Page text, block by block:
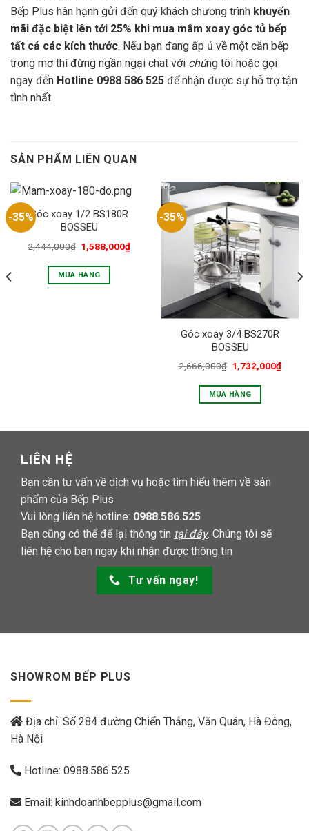
Bếp Plus hân hạnh gửi đến quý khách chương trình khuyến
mãi đặc biệt lên tới 25% khi mua mâm xoay góc tủ bếp
tất cả các kích thước. Nếu bạn đang ấp ủ về một căn bếp
trong mơ thì đừng ngần ngại chat với chúng tôi hoặc gọi
ngay đến Hotline 0988 586 525 để nhận được sự hỗ trợ tận
tình nhất.
SẢN PHẨM LIÊN QUAN
-35%Góc xoay 1/2 BS180R
BOSSEU
2,444,000₫ 1,588,000₫
MUA HÀNG
-35%
Góc xoay 3/4 BS270R
BOSSEU
2,666,000₫ 1,732,000₫
MUA HÀNG
LIÊN HỆ
Bạn cần tư vấn về dịch vụ hoặc tìm hiểu thêm về sản
phẩm của Bếp Plus
Vui lòng liên hệ hotline: 0988.586.525
Bạn cũng có thể để lại thông tin tại đây. Chúng tôi sẽ
liên hệ cho bạn ngay khi nhận được thông tin
Tư vấn ngay!
SHOWROM BẾP PLUS
Địa chỉ: Số 284 đường Chiến Thắng, Văn Quán, Hà Đông,
Hà Nội
Hotline: 0988.586.525
Email: kinhdoanhbepplus@gmail.com